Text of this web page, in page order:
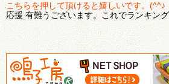
こちらを押して頂けると嬉しいです。(^^♪
応援 有難うございます。これでランキン